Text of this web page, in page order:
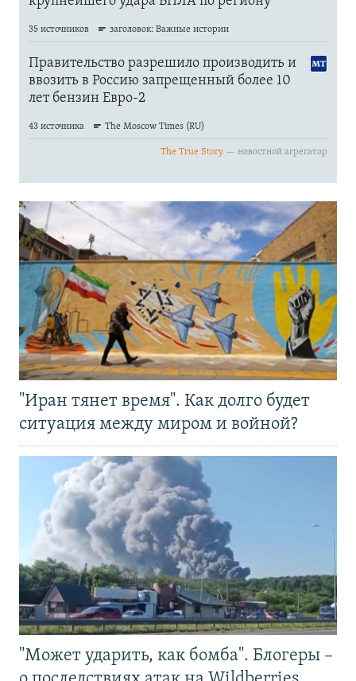
"Иран тянет время". Как долго будет
ситуация между миром и войной?
"Может ударить, как бомба". Блогеры –